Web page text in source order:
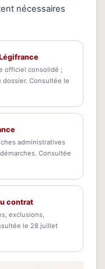
nécessaires
officiel consolidé ;
dossier. Consultée le
administratives
Consultée
contrat
exclusions,
le 28 juillet